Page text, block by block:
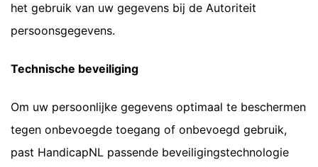
het gebruik van uw gegevens bij de Autoriteit
persoonsgegevens.
Technische beveiliging
Om uw persoonlijke gegevens optimaal te beschermen
tegen onbevoegde toegang of onbevoegd gebruik,
past HandicapNL passende beveiligingstechnologie